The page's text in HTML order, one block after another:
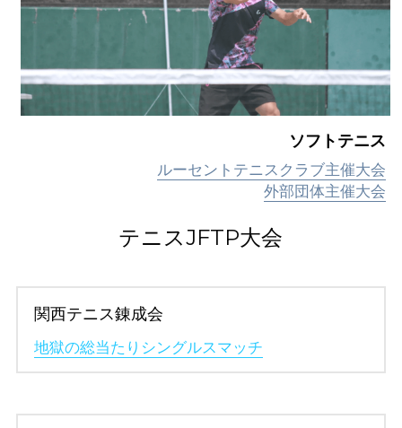
ソフトテニス
ルーセントテニスクラブ主催大会
外部団体主催大会
テニスJFTP大会
関西テニス錬成会
地獄の総当たりシングルスマッチ